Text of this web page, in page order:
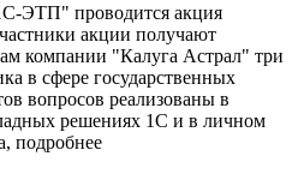
ЭТП" проводится акция
акции получают
компании "Калуга Астрал" три
в сфере государственных
вопросов реализованы в
решениях 1С и в личном
подробнее